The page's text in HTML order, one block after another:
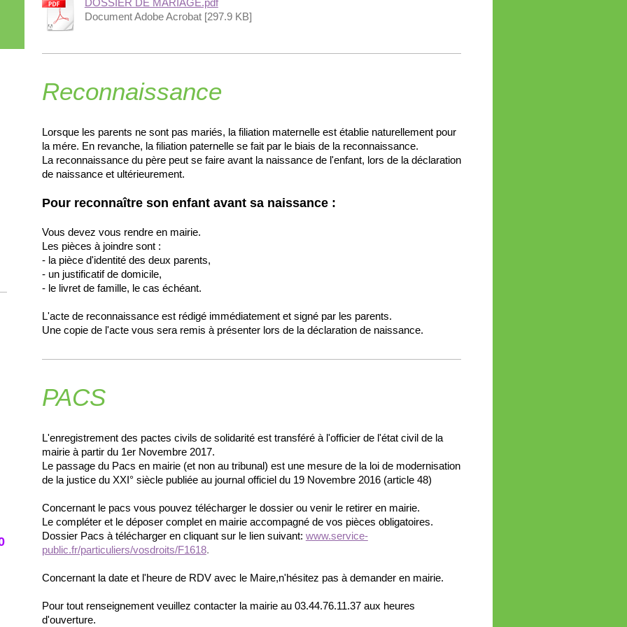
DOSSIER DE MARIAGE.pdf
Document Adobe Acrobat [297.9 KB]
Reconnaissance
Lorsque les parents ne sont pas mariés, la filiation maternelle est établie naturellement pour
la mére. En revanche, la filiation paternelle se fait par le biais de la reconnaissance.
La reconnaissance du père peut se faire avant la naissance de l'enfant, lors de la déclaration
de naissance et ultérieurement.
Pour reconnaître son enfant avant sa naissance :
Vous devez vous rendre en mairie.
Les pièces à joindre sont :
- la pièce d'identité des deux parents,
- un justificatif de domicile,
- le livret de famille, le cas échéant.
L'acte de reconnaissance est rédigé immédiatement et signé par les parents.
Une copie de l'acte vous sera remis à présenter lors de la déclaration de naissance.
PACS
L'enregistrement des pactes civils de solidarité est transféré à l'officier de l'état civil de la
mairie à partir du 1er Novembre 2017.
Le passage du Pacs en mairie (et non au tribunal) est une mesure de la loi de modernisation
de la justice du XXI° siècle publiée au journal officiel du 19 Novembre 2016 (article 48)
Concernant le pacs vous pouvez télécharger le dossier ou venir le retirer en mairie.
Le compléter et le déposer complet en mairie accompagné de vos pièces obligatoires.
Dossier Pacs à télécharger en cliquant sur le lien suivant: www.service-
public.fr/particuliers/vosdroits/F1618.
Concernant la date et l'heure de RDV avec le Maire,n'hésitez pas à demander en mairie.
Pour tout renseignement veuillez contacter la mairie au 03.44.76.11.37 aux heures
d'ouverture.